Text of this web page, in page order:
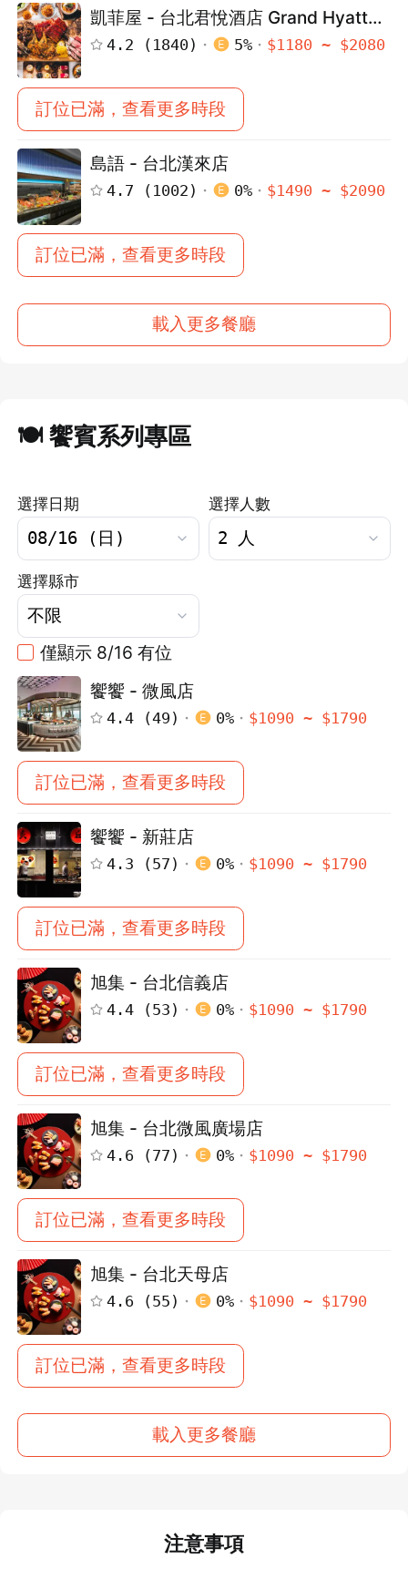
凱菲屋 - 台北君悅酒店 Grand Hyatt
Taipei
4.2 ( 1840 ) 5% $1180 ~ $2080
訂位已滿，查看更多時段
島語 - 台北漢來店
4.7 ( 1002 ) 0% $1490 ~ $2090
訂位已滿，查看更多時段
載入更多餐廳
🍽️ 饗賓系列專區
選擇日期 選擇人數
選擇縣市
僅顯示 8/16 有位
饗饗 - 微風店
4.4 (49 ) 0% $1090 ~ $1790
訂位已滿，查看更多時段
饗饗 - 新莊店
4.3 (57 ) 0% $1090 ~ $1790
訂位已滿，查看更多時段
旭集 - 台北信義店
4.4 (53 ) 0% $1090 ~ $1790
訂位已滿，查看更多時段
旭集 - 台北微風廣場店
4.6 (77 ) 0% $1090 ~ $1790
訂位已滿，查看更多時段
旭集 - 台北天母店
4.6 (55 ) 0% $1090 ~ $1790
訂位已滿，查看更多時段
載入更多餐廳
注意事項
先不要 確認